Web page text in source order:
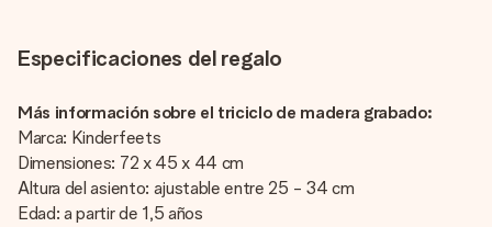
Especificaciones del regalo
Más información sobre el triciclo de madera grabado:
Marca: Kinderfeets
Dimensiones: 72 x 45 x 44 cm
Altura del asiento: ajustable entre 25 - 34 cm
Edad: a partir de 1,5 años